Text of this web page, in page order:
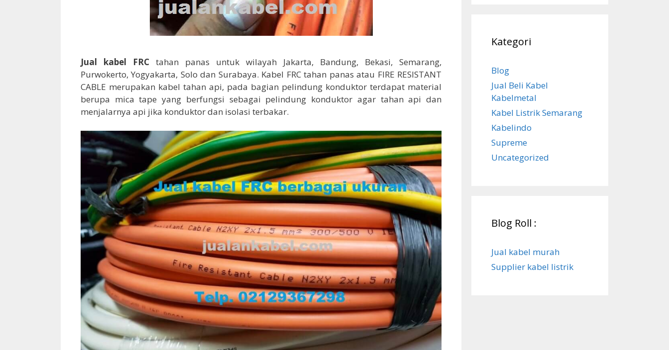
Jual kabel FRC tahan panas untuk wilayah Jakarta, Bandung, Bekasi, Semarang,
Purwokerto, Yogyakarta, Solo dan Surabaya. Kabel FRC tahan panas atau FIRE RESISTANT
CABLE merupakan kabel tahan api, pada bagian pelindung konduktor terdapat material
berupa mica tape yang berfungsi sebagai pelindung konduktor agar tahan api dan
menjalarnya api jika konduktor dan isolasi terbakar.
Kategori
Blog
Jual Beli Kabel
Kabelmetal
Kabel Listrik Semarang
Kabelindo
Supreme
Uncategorized
Blog Roll :
Jual kabel murah
Supplier kabel listrik